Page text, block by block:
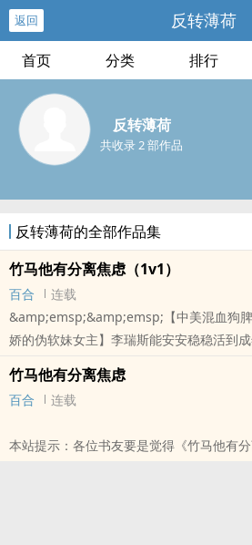
返回 反转薄荷
首页 分类 排行
反转薄荷
共收录 2 部作品
反转薄荷的全部作品集
竹马他有分离焦虑（1v1）
百合
连载
&amp;emsp;&amp;emsp;【中美混血狗
娇的伪软妹女主】李瑞斯能安安稳稳活到
任。迷恋危险几乎是他的本能，死都不怕
时间。唯有这根安全绳，他永远也不会解
她贫瘠生活里的风筝。只有她牵着他，他
本站提示：各位书友要是觉得《竹马他有
竹马他有分离焦虑
百合 连载
本站提示：各位书友要是觉得《竹马他有